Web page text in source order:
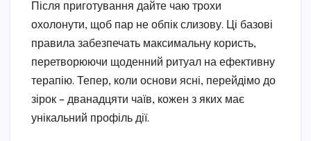
Після приготування дайте чаю трохи
охолонути, щоб пар не обпік слизову. Ці базові
правила забезпечать максимальну користь,
перетворюючи щоденний ритуал на ефективну
терапію. Тепер, коли основи ясні, перейдімо до
зірок – дванадцяти чаїв, кожен з яких має
унікальний профіль дії.